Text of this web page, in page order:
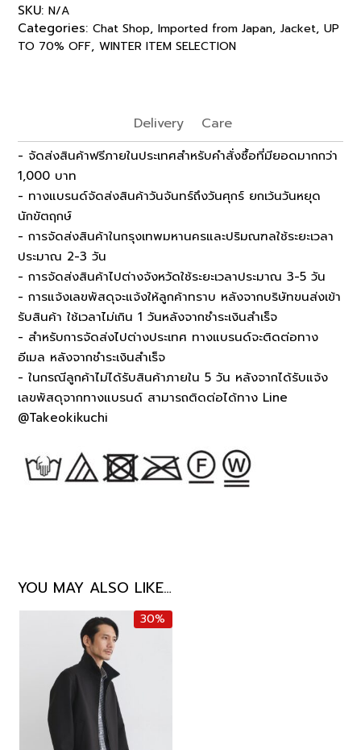
SKU: N/A
Categories: Chat Shop, Imported from Japan, Jacket, UP
TO 70% OFF, WINTER ITEM SELECTION
Delivery Care
- จัดส่งสินค้าฟรีภายในประเทศสำหรับคำสั่งซื้อที่มียอดมากกว่า
1,000 บาท
- ทางแบรนด์จัดส่งสินค้าวันจันทร์ถึงวันศุกร์ ยกเว้นวันหยุด
นักขัตฤกษ์
- การจัดส่งสินค้าในกรุงเทพมหานครและปริมณฑลใช้ระยะเวลา
ประมาณ 2-3 วัน
- การจัดส่งสินค้าไปต่างจังหวัดใช้ระยะเวลาประมาณ 3-5 วัน
- การแจ้งเลขพัสดุจะแจ้งให้ลูกค้าทราบ หลังจากบริษัทขนส่งเข้า
รับสินค้า ใช้เวลาไม่เกิน 1 วันหลังจากชำระเงินสำเร็จ
- สำหรับการจัดส่งไปต่างประเทศ ทางแบรนด์จะติดต่อทาง
อีเมล หลังจากชำระเงินสำเร็จ
- ในกรณีลูกค้าไม่ได้รับสินค้าภายใน 5 วัน หลังจากได้รับแจ้ง
เลขพัสดุจากทางแบรนด์ สามารถติดต่อได้ทาง Line
@Takeokikuchi
YOU MAY ALSO LIKE…
30%